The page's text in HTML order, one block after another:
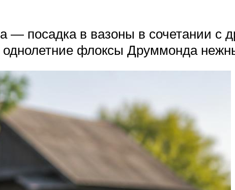
— посадка в вазоны в сочетании с
флоксы Друммонда